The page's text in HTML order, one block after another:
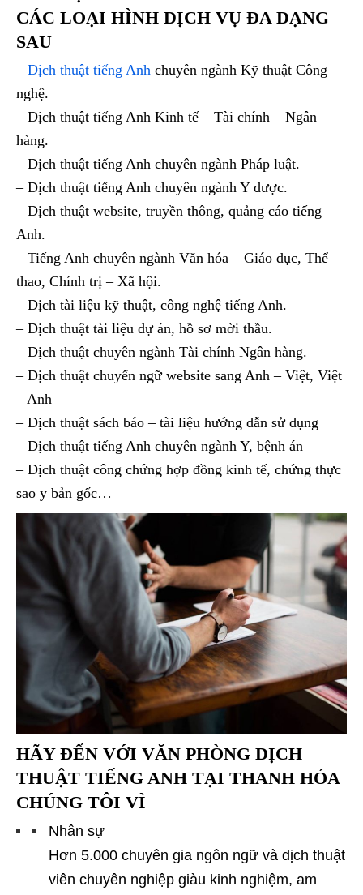
CÁC LOẠI HÌNH DỊCH VỤ ĐA DẠNG
SAU
– Dịch thuật tiếng Anh chuyên ngành Kỹ thuật Công
nghệ.
– Dịch thuật tiếng Anh Kinh tế – Tài chính – Ngân
hàng.
– Dịch thuật tiếng Anh chuyên ngành Pháp luật.
– Dịch thuật tiếng Anh chuyên ngành Y dược.
– Dịch thuật website, truyền thông, quảng cáo tiếng
Anh.
– Tiếng Anh chuyên ngành Văn hóa – Giáo dục, Thể
thao, Chính trị – Xã hội.
– Dịch tài liệu kỹ thuật, công nghệ tiếng Anh.
– Dịch thuật tài liệu dự án, hồ sơ mời thầu.
– Dịch thuật chuyên ngành Tài chính Ngân hàng.
– Dịch thuật chuyển ngữ website sang Anh – Việt, Việt
– Anh
– Dịch thuật sách báo – tài liệu hướng dẫn sử dụng
– Dịch thuật tiếng Anh chuyên ngành Y, bệnh án
– Dịch thuật công chứng hợp đồng kinh tế, chứng thực
sao y bản gốc…
HÃY ĐẾN VỚI VĂN PHÒNG DỊCH
THUẬT TIẾNG ANH TẠI THANH HÓA
CHÚNG TÔI VÌ
Nhân sự
Hơn 5.000 chuyên gia ngôn ngữ và dịch thuật
viên chuyên nghiệp giàu kinh nghiệm, am